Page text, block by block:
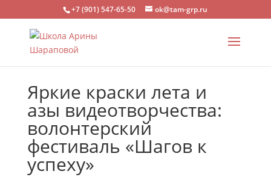
+7 (901) 547-65-50 ok@tam-grp.ru
Яркие краски лета и
азы видеотворчества:
волонтерский
фестиваль «Шагов к
успеху»